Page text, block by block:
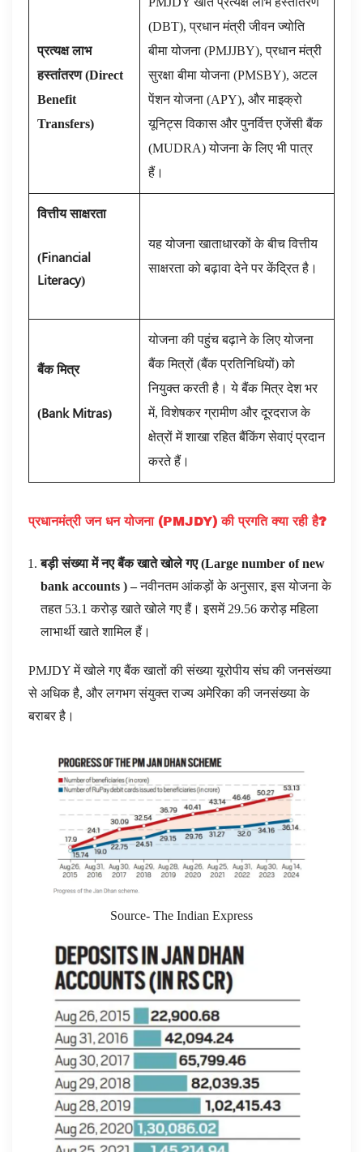
प्रत्यक्ष लाभ
हस्तांतरण(Direct
Benefit
Transfers)
(DBT), प्रधान मंत्री जीवन ज्योति
बीमा योजना (PMJJBY), प्रधान मंत्री
सुरक्षा बीमा योजना (PMSBY), अटल
पेंशन योजना (APY), और माइक्रो
यूनिट्स विकास और पुनर्वित्त एजेंसी बैंक
(MUDRA) योजना के लिए भी पात्र
हैं।
वित्तीय साक्षरता
(Financial
Literacy)
यह योजना खाताधारकों के बीच वित्तीय
साक्षरता को बढ़ावा देने पर केंद्रित है।
बैंक मित्र
(Bank Mitras)
योजना की पहुंच बढ़ाने के लिए योजना
बैंक मित्रों (बैंक प्रतिनिधियों) को
नियुक्त करती है। ये बैंक मित्र देश भर
में, विशेषकर ग्रामीण और दूरदराज के
क्षेत्रों में शाखा रहित बैंकिंग सेवाएं प्रदान
करते हैं।
प्रधानमंत्री जन धन योजना (PMJDY) की प्रगति क्या रही है?
बड़ी संख्या में नए बैंक खाते खोले गए (Large number of new
bank accounts ) –नवीनतम आंकड़ों के अनुसार, इस योजना के
तहत 53.1 करोड़ खाते खोले गए हैं। इसमें 29.56 करोड़ महिला
लाभार्थी खाते शामिल हैं।
PMJDY में खोले गए बैंक खातों की संख्या यूरोपीय संघ की जनसंख्या
से अधिक है, और लगभग संयुक्त राज्य अमेरिका की जनसंख्या के
बराबर है।
Source- The Indian Express